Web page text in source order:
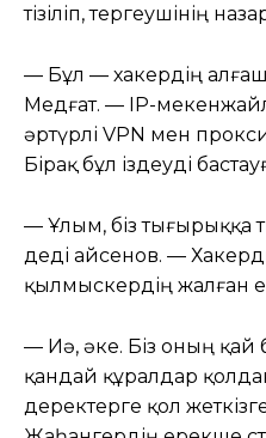
тізіліп, тергеушінің
— Бұл — хакердің
Медғат. — IP-
әртүрлі VPN мен
Бірақ бұл іздеуді
— Ұлым, біз тығырыққа
деді Қайсенов. —
қылмыскердің жалған
— Иә, әке. Біз оның қай
қандай құралдар
деректерге қол